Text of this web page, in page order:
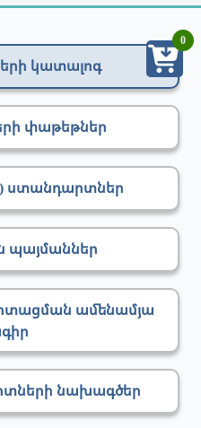
կատալոգ
փաթեթներ
ստանդարտներ
պայմաններ
ամենամյա
նախագծեր
0